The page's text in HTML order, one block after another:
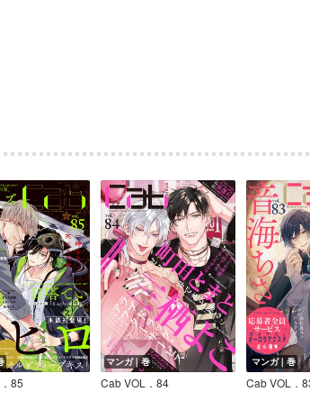
85
マンガ｜巻
Cab VOL．84
マンガ｜巻
Cab VOL．